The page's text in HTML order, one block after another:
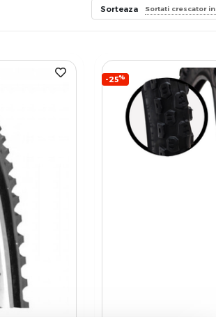
Sorteaza Sortati crescator
-25%